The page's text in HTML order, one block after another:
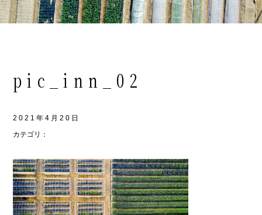
pic_inn_02
2021年4月20日
カテゴリ：